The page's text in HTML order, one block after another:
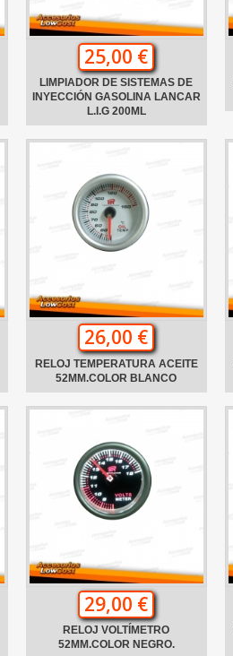
25,00 €
LIMPIADOR DE SISTEMAS DE
INYECCIÓN GASOLINA LANCAR
L.I.G 200ML
26,00 €
RELOJ TEMPERATURA ACEITE
52MM.COLOR BLANCO
29,00 €
RELOJ VOLTÍMETRO
52MM.COLOR NEGRO.